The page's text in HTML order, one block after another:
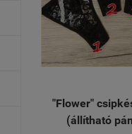
"Flower"
(állítható